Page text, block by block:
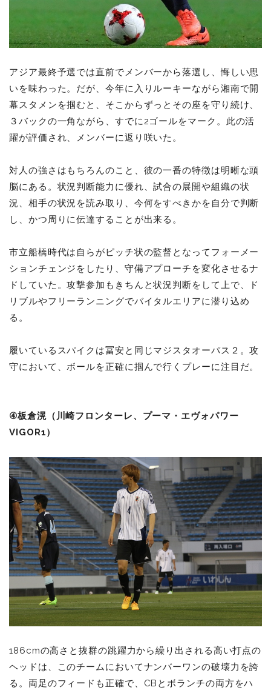
アジア最終予選では直前でメンバーから落選し、悔しい思
いを味わった。だが、今年に入りルーキーながら湘南で開
幕スタメンを掴むと、そこからずっとその座を守り続け、
３バックの一角ながら、すでに2ゴールをマーク。此の活
躍が評価され、メンバーに返り咲いた。
対人の強さはもちろんのこと、彼の一番の特徴は明晰な頭
脳にある。状況判断能力に優れ、試合の展開や組織の状
況、相手の状況を読み取り、今何をすべきかを自分で判断
し、かつ周りに伝達することが出来る。
市立船橋時代は自らがピッチ状の監督となってフォーメー
ションチェンジをしたり、守備アプローチを変化させるナ
ドしていた。攻撃参加もきちんと状況判断をして上で、ド
リブルやフリーランニングでバイタルエリアに潜り込め
る。
履いているスパイクは冨安と同じマジスタオーパス２。攻
守において、ボールを正確に掴んで行くプレーに注目だ。
④板倉滉（川崎フロンターレ、プーマ・エヴォパワー
VIGOR1）
186cmの高さと抜群の跳躍力から繰り出される高い打点の
ヘッドは、このチームにおいてナンバーワンの破壊力を誇
る。両足のフィードも正確で、CBとボランチの両方をハ